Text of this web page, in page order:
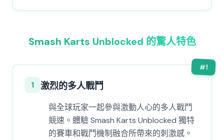
Smash Karts Unblocked 的驚人特色
#1
1 激烈的多人戰鬥
與全球玩家一起參與激動人心的多人戰鬥
競速。體驗 Smash Karts Unblocked 獨特
的賽車和戰鬥機制融合所帶來的刺激感。